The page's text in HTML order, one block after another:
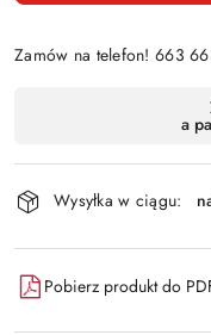
Zamów na telefon! 663
dostawa
a
Wysyłka w ciągu:
Pobierz produkt do